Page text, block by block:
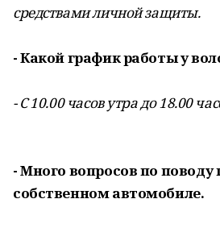
средствами личной защиты.
- Какой график работы у
- С 10.00 часов утра до 18.00
- Много вопросов по
собственном автомобиле.